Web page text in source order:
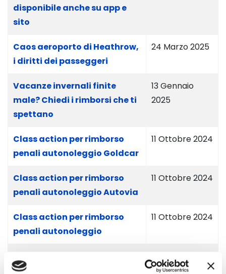
disponibile anche su app e
sito
Caos aeroporto di Heathrow,
i diritti dei passeggeri
24 Marzo 2025
Vacanze invernali finite
male? Chiedi i rimborsi che ti
spettano
13 Gennaio
2025
Class action per rimborso
penali autonoleggio Goldcar
11 Ottobre 2024
Class action per rimborso
penali autonoleggio Autovia
11 Ottobre 2024
Class action per rimborso
penali autonoleggio
11 Ottobre 2024
e traghetti. Chiedi gli